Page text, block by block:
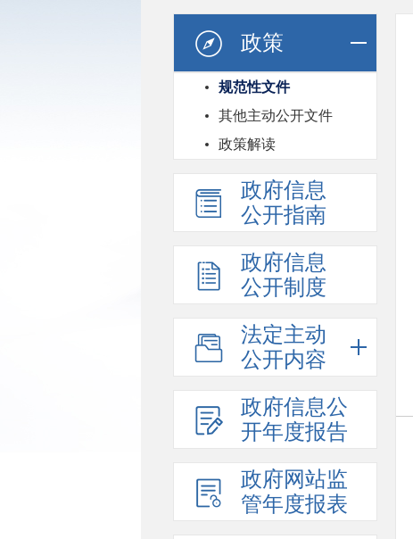
政策
规范性文件
其他主动公开文件
政策解读
政府信息
公开指南
政府信息
公开制度
法定主动
公开内容
政府信息公
开年度报告
政府网站监
管年度报表